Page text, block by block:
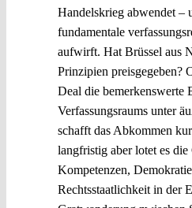
Handelskrieg abwendet –
fundamentale
aufwirft. Hat Brüssel aus
Prinzipien preisgegeben?
Deal die bemerkenswerte
Verfassungsraums unter
schafft das Abkommen
langfristig aber lotet es die
Kompetenzen,
Rechtsstaatlichkeit in der